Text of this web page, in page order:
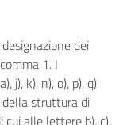
dei
1. I
j), k), n), o), p), q)
struttura di
alle lettere b), c),